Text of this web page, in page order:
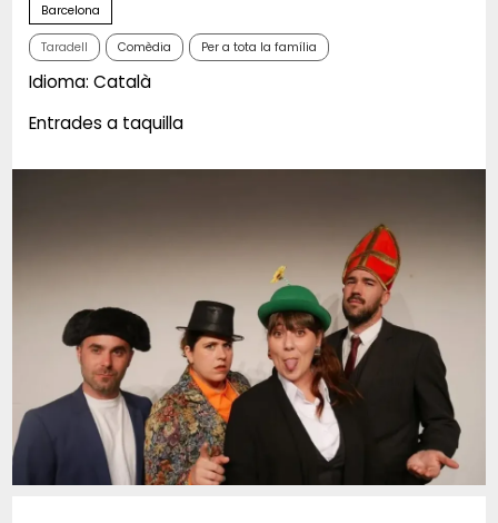
Barcelona
Taradell Comèdia Per a tota la família
Idioma: Català
Entrades a taquilla